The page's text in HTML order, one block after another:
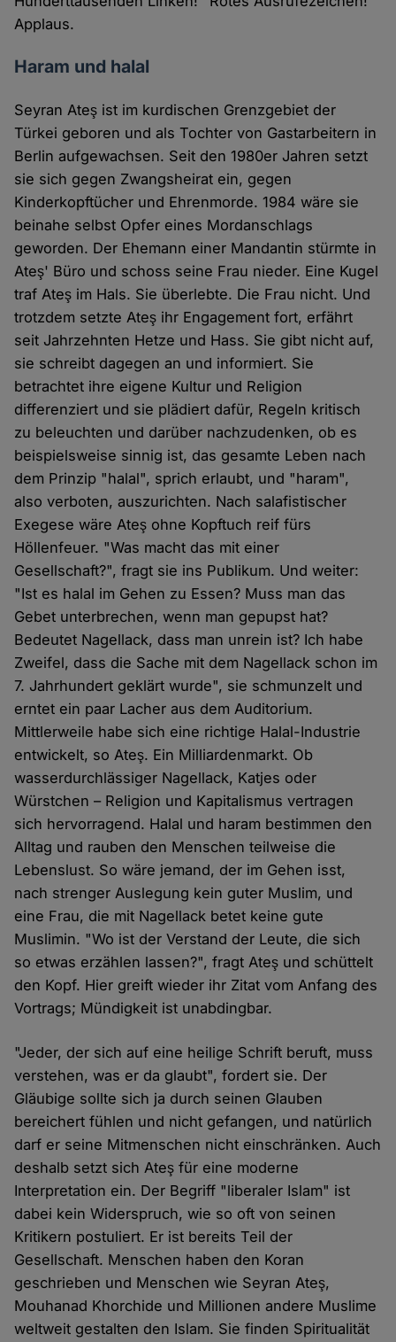
Applaus.
Haram und halal
Seyran Ateş ist im kurdischen Grenzgebiet der
Türkei geboren und als Tochter von Gastarbeitern in
Berlin aufgewachsen. Seit den 1980er Jahren setzt
sie sich gegen Zwangsheirat ein, gegen
Kinderkopftücher und Ehrenmorde. 1984 wäre sie
beinahe selbst Opfer eines Mordanschlags
geworden. Der Ehemann einer Mandantin stürmte in
Ateş' Büro und schoss seine Frau nieder. Eine Kugel
traf Ateş im Hals. Sie überlebte. Die Frau nicht. Und
trotzdem setzte Ateş ihr Engagement fort, erfährt
seit Jahrzehnten Hetze und Hass. Sie gibt nicht auf,
sie schreibt dagegen an und informiert. Sie
betrachtet ihre eigene Kultur und Religion
differenziert und sie plädiert dafür, Regeln kritisch
zu beleuchten und darüber nachzudenken, ob es
beispielsweise sinnig ist, das gesamte Leben nach
dem Prinzip "halal", sprich erlaubt, und "haram",
also verboten, auszurichten. Nach salafistischer
Exegese wäre Ateş ohne Kopftuch reif fürs
Höllenfeuer. "Was macht das mit einer
Gesellschaft?", fragt sie ins Publikum. Und weiter:
"Ist es halal im Gehen zu Essen? Muss man das
Gebet unterbrechen, wenn man gepupst hat?
Bedeutet Nagellack, dass man unrein ist? Ich habe
Zweifel, dass die Sache mit dem Nagellack schon im
7. Jahrhundert geklärt wurde", sie schmunzelt und
erntet ein paar Lacher aus dem Auditorium.
Mittlerweile habe sich eine richtige Halal-Industrie
entwickelt, so Ateş. Ein Milliardenmarkt. Ob
wasserdurchlässiger Nagellack, Katjes oder
Würstchen – Religion und Kapitalismus vertragen
sich hervorragend. Halal und haram bestimmen den
Alltag und rauben den Menschen teilweise die
Lebenslust. So wäre jemand, der im Gehen isst,
nach strenger Auslegung kein guter Muslim, und
eine Frau, die mit Nagellack betet keine gute
Muslimin. "Wo ist der Verstand der Leute, die sich
so etwas erzählen lassen?", fragt Ateş und schüttelt
den Kopf. Hier greift wieder ihr Zitat vom Anfang des
Vortrags; Mündigkeit ist unabdingbar.
"Jeder, der sich auf eine heilige Schrift beruft, muss
verstehen, was er da glaubt", fordert sie. Der
Gläubige sollte sich ja durch seinen Glauben
bereichert fühlen und nicht gefangen, und natürlich
darf er seine Mitmenschen nicht einschränken. Auch
deshalb setzt sich Ateş für eine moderne
Interpretation ein. Der Begriff "liberaler Islam" ist
dabei kein Widerspruch, wie so oft von seinen
Kritikern postuliert. Er ist bereits Teil der
Gesellschaft. Menschen haben den Koran
geschrieben und Menschen wie Seyran Ateş,
Mouhanad Khorchide und Millionen andere Muslime
weltweit gestalten den Islam. Sie finden Spiritualität